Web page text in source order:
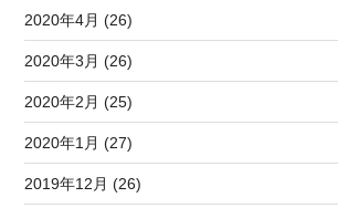
2020年4月 (26)
2020年3月 (26)
2020年2月 (25)
2020年1月 (27)
2019年12月 (26)